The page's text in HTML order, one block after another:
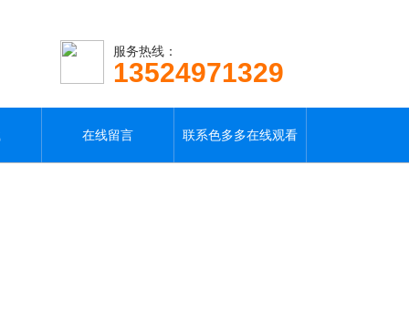
服务热线：
13524971329
在线留言 联系色多多在线观看